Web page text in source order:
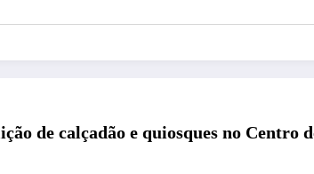
de calçadão e quiosques no Centro